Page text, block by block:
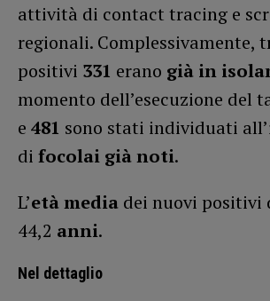
attività di contact tracing e
regionali. Complessivamente,
positivi 331 erano già in
momento dell’esecuzione del
e 481 sono stati individuati
di focolai già noti.
L’età media dei nuovi positivi
44,2 anni.
Nel dettaglio